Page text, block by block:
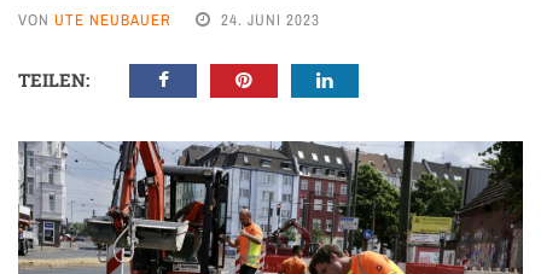
VON UTE NEUBAUER 24. JUNI 2023
TEILEN: